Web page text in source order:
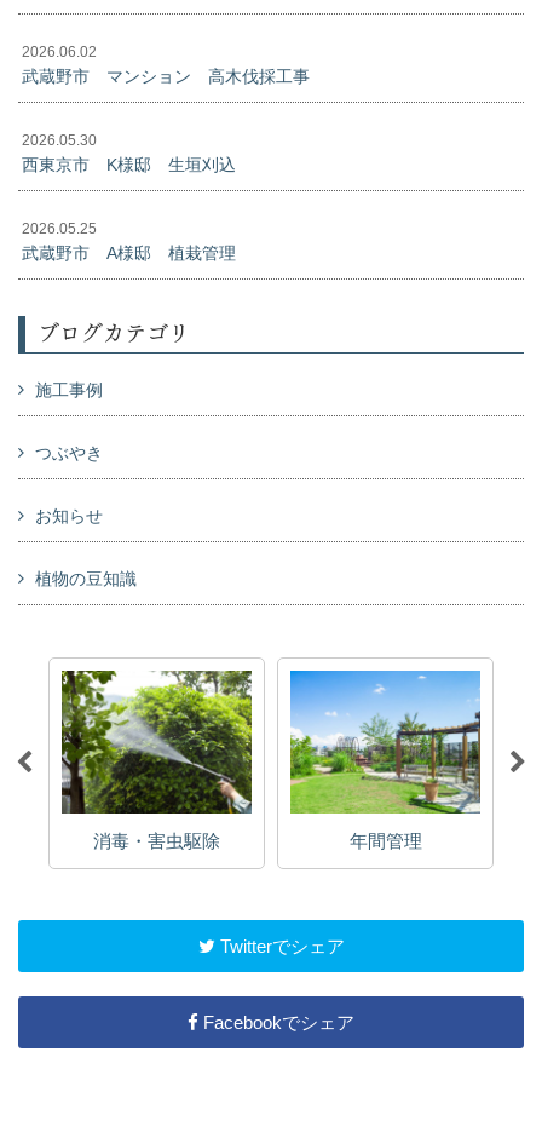
2026.06.02
武蔵野市 マンション 高木伐採工事
2026.05.30
西東京市 K様邸 生垣刈込
2026.05.25
武蔵野市 A様邸 植栽管理
ブログカテゴリ
施工事例
つぶやき
お知らせ
植物の豆知識
消毒・害虫駆除 年間管理
Twitterでシェア
Facebookでシェア